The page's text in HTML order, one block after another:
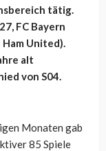
tätig.
FC Bayern
United).
alt
von S04.
Monaten gab
85 Spiele